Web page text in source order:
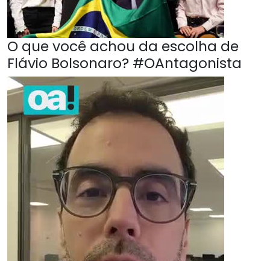
O que você achou da escolha de
Flávio Bolsonaro? #OAntagonista